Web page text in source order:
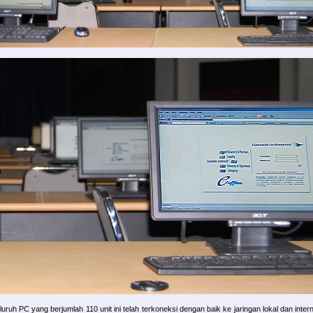
PC yang berjumlah 110 unit ini telah terkoneksi dengan baik ke jaringan lokal dan